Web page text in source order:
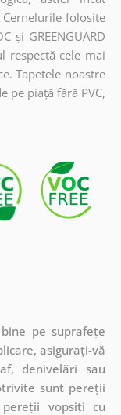
folosite
și GREENGUARD
respectă cele mai
Tapetele noastre
pe piață fără PVC,
pe suprafețe
asigurați-vă
denivelări sau
sunt pereții
vopsiți cu